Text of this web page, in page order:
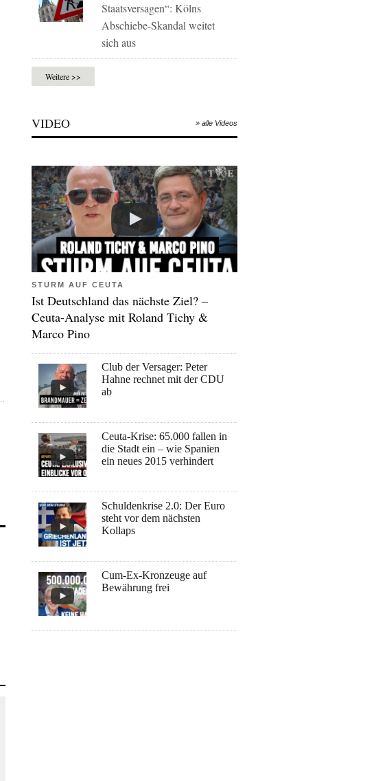
Staatsversagen“: Kölns
Abschiebe-Skandal weitet
sich aus
Weitere >>
VIDEO » alle Videos
STURM AUF CEUTA
Ist Deutschland das nächste Ziel? –
Ceuta-Analyse mit Roland Tichy &
Marco Pino
Club der Versager: Peter
Hahne rechnet mit der CDU
ab
Ceuta-Krise: 65.000 fallen in
die Stadt ein – wie Spanien
ein neues 2015 verhindert
Schuldenkrise 2.0: Der Euro
steht vor dem nächsten
Kollaps
Cum-Ex-Kronzeuge auf
Bewährung frei